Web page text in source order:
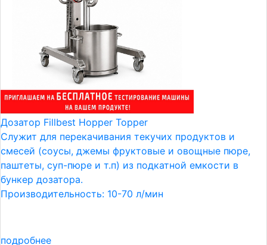
Дозатор Fillbest Hopper Topper
Служит для перекачивания текучих продуктов и
смесей (соусы, джемы фруктовые и овощные пюре,
паштеты, суп-пюре и т.п) из подкатной емкости в
бункер дозатора.
Производительность: 10-70 л/мин
подробнее